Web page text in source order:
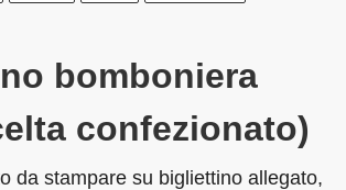
bomboniera
confezionato)
da stampare su bigliettino allegato,